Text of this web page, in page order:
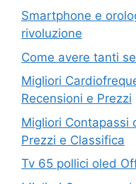
Smartphone e
rivoluzione
Come avere tanti
Migliori
Recensioni e Prezzi
Migliori Contapassi
Prezzi e Classifica
Tv 65 pollici oled